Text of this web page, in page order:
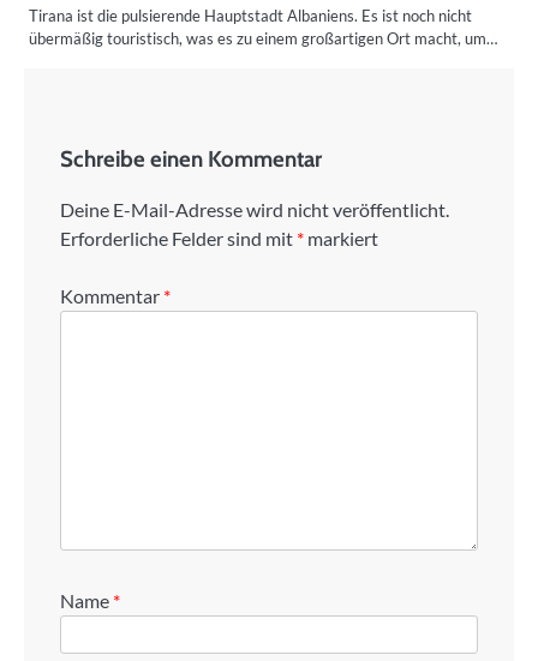
Tirana ist die pulsierende Hauptstadt Albaniens. Es ist noch nicht
übermäßig touristisch, was es zu einem großartigen Ort macht, um…
Schreibe einen Kommentar
Deine E-Mail-Adresse wird nicht veröffentlicht.
Erforderliche Felder sind mit * markiert
Kommentar *
Name *